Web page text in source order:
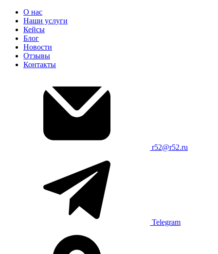
О нас
Наши услуги
Кейсы
Блог
Новости
Отзывы
Контакты
r52@r52.ru
Telegram